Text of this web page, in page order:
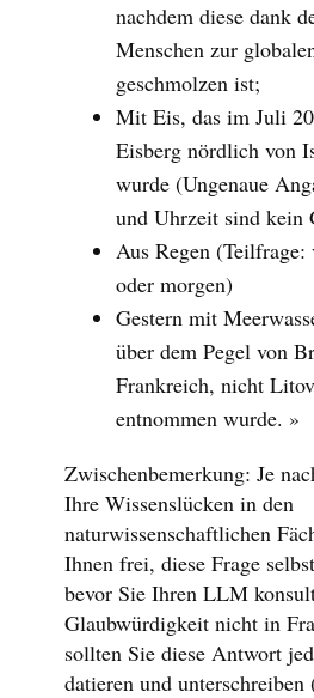
nachdem diese dank
Menschen zur
geschmolzen ist;
Mit Eis, das im Juli
Eisberg nördlich von
wurde (Ungenaue
und Uhrzeit sind kein
Aus Regen (Teilfrage:
oder morgen)
Gestern mit
über dem Pegel von
Frankreich, nicht
entnommen wurde. »
Zwischenbemerkung: Je
Ihre Wissenslücken in den
naturwissenschaftlichen
Ihnen frei, diese Frage
bevor Sie Ihren LLM
Glaubwürdigkeit nicht in
sollten Sie diese Antwort
datieren und